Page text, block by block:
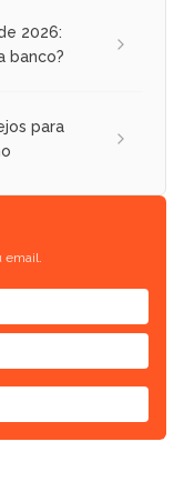
2026:
banco?
para
email.